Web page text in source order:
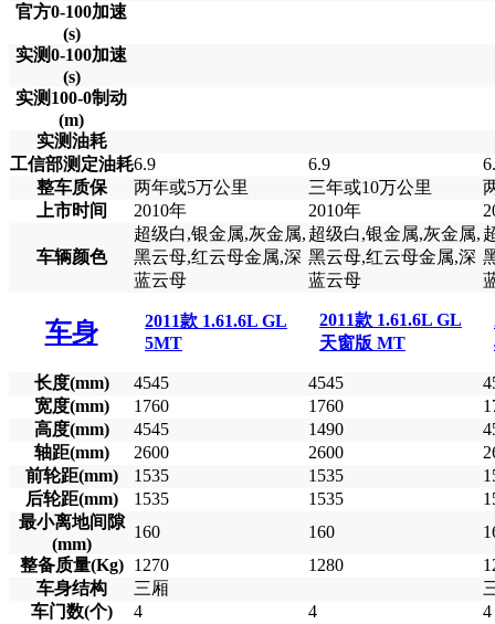
官方0-100加速
(s)
实测0-100加速
(s)
实测100-0制动
(m)
实测油耗
工信部测定油耗6.9 6.9
整车质保
两年或5万公里 三年或10万公里
上市时间
2010年 2010年
车辆颜色
超级白,银金属,灰金属,
黑云母,红云母金属,深
蓝云母
超级白,银金属,灰金属,
黑云母,红云母金属,深
蓝云母
车身
2011款 1.61.6L GL
5MT
2011款 1.61.6L GL
天窗版 MT
长度(mm) 4545 4545
宽度(mm)
1760 1760
高度(mm)
4545 1490
轴距(mm)
2600 2600
前轮距(mm)
1535 1535
后轮距(mm)
1535 1535
最小离地间隙
(mm)
160 160
整备质量(Kg)
1270 1280
车身结构
三厢
车门数(个)
4 4
4